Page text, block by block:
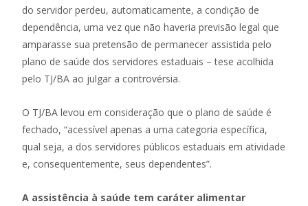
do servidor perdeu, automaticamente, a condição de
dependência, uma vez que não haveria previsão legal que
amparasse sua pretensão de permanecer assistida pelo
plano de saúde dos servidores estaduais – tese acolhida
pelo TJ/BA ao julgar a controvérsia.
O TJ/BA levou em consideração que o plano de saúde é
fechado, “acessível apenas a uma categoria específica,
qual seja, a dos servidores públicos estaduais em atividade
e, consequentemente, seus dependentes”.
A assistência à saúde tem caráter alimentar